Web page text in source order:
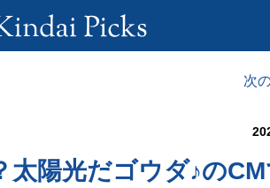
次
太陽光だゴウダ♪の